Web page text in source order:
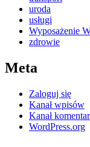
uroda
usługi
Wyposażenie
zdrowie
Meta
Zaloguj się
Kanał wpisów
Kanał
WordPress.org